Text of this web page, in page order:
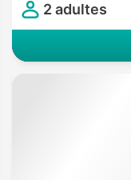
2 adultes